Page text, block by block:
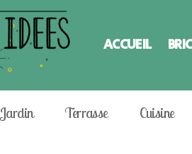
ACCUEIL
Jardin Terrasse Cuisine